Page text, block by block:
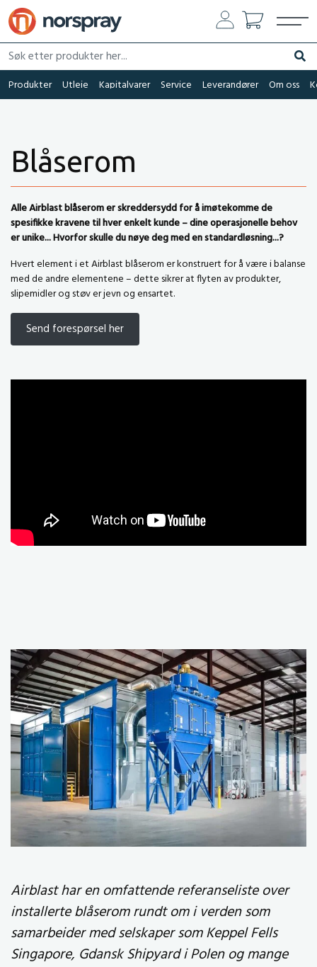
Søk etter produkter her...
Søk
Produkter Utleie Kapitalvarer Service Leverandører Om oss
Blåserom
Alle Airblast blåserom er skreddersydd for å imøtekomme de
spesifikke kravene til hver enkelt kunde – dine operasjonelle behov
er unike... Hvorfor skulle du nøye deg med en standardløsning...?
Hvert element i et Airblast blåserom er konstruert for å være i balanse
med de andre elementene – dette sikrer at flyten av produkter,
slipemidler og støv er jevn og ensartet.
Send forespørsel her
Airblast har en omfattende referanseliste over
installerte blåserom rundt om i verden som
samarbeider med selskaper som Keppel Fells
Singapore, Gdansk Shipyard i Polen og mange